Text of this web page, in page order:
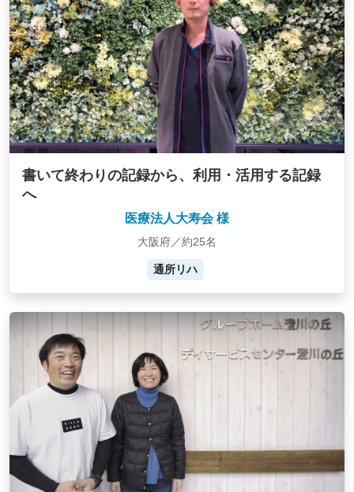
書いて終わりの記録から、利用・活用する記録
へ
医療法人大寿会 様
大阪府／約25名
通所リハ